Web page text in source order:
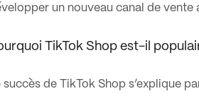
un nouveau canal de vente
TikTok Shop est-il
succès de TikTok Shop s’explique